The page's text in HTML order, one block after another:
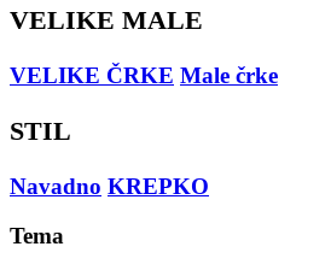
VELIKE MALE
VELIKE ČRKE Male črke
STIL
Navadno KREPKO
Tema